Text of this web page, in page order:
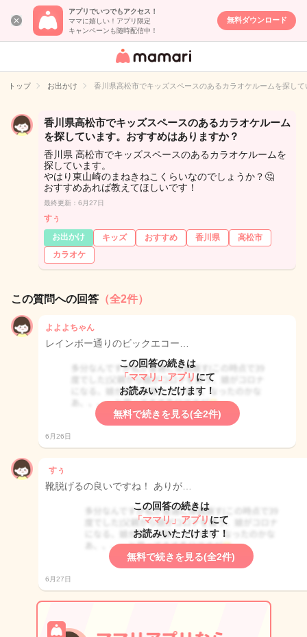
アプリでいつでもアクセス！
ママに嬉しい！アプリ限定
キャンペーンも随時配信中！
無料ダウンロード
女性専用匿名QA
イト
トップ お出かけ 香川県高松市でキッズスペースのあるカラオケルームを探し
香川県高松市でキッズスペースのあるカラオケルーム
を探しています。おすすめはありますか？
香川県 高松市でキッズスペースのあるカラオケルームを
探しています。
やはり東山崎のまねきねこくらいなのでしょうか？🤔
おすすめあれば教えてほしいです！
最終更新：6月27日
すぅ
お出かけ
キッズ おすすめ 香川県
高松市
カラオケ
この質問への回答 （全2件）
よよよちゃん
レインボー通りのビックエコー…
この回答の続きは
「ママリ」アプリ にて
お読みいただけます！
無料で続きを見る(全2件)
6月26日
すぅ
靴脱げるの良いですね！ ありが…
この回答の続きは
「ママリ」アプリ にて
お読みいただけます！
無料で続きを見る(全2件)
6月27日